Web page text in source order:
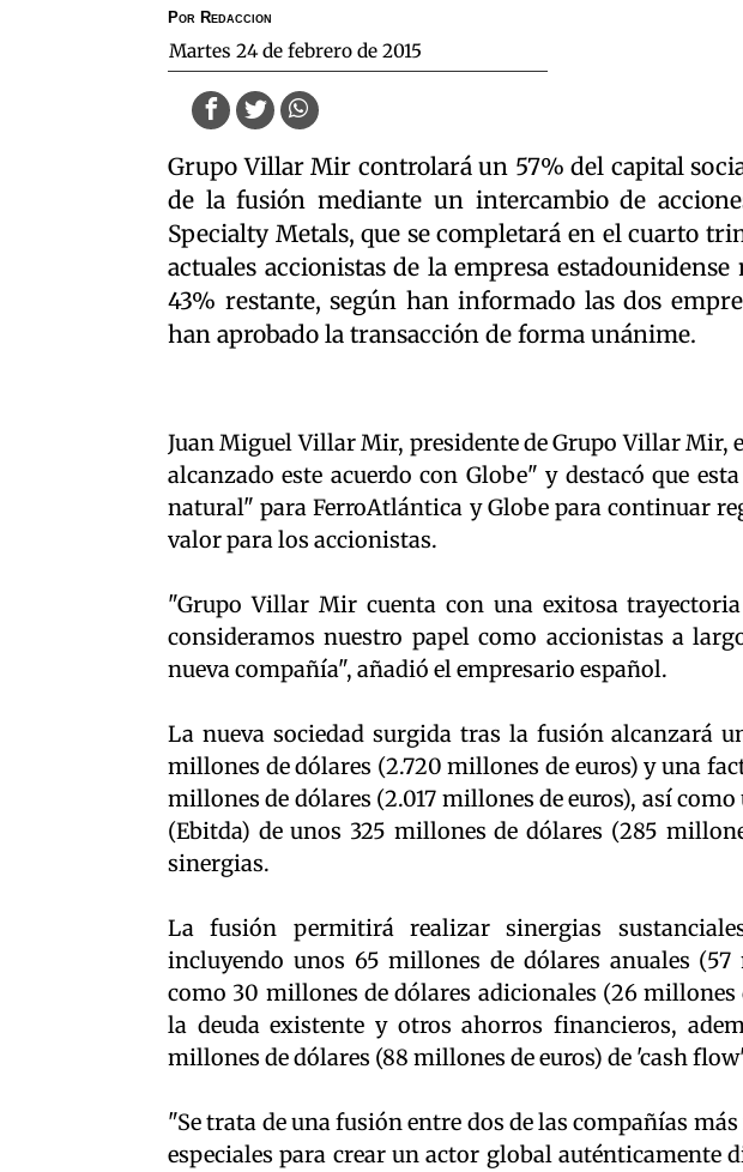
Por Redaccion
martes 24 de febrero de 2015
Grupo Villar Mir controlará un 57% del capital
de la fusión mediante un intercambio de
Specialty Metals, que se completará en el cuarto
actuales accionistas de la empresa
43% restante, según han informado las dos
han aprobado la transacción de forma unánime.
Juan Miguel Villar Mir, presidente de Grupo Villar Mir,
alcanzado este acuerdo con Globe" y destacó que
natural" para FerroAtlántica y Globe para continuar
valor para los accionistas.
"Grupo Villar Mir cuenta con una exitosa
consideramos nuestro papel como accionistas a
nueva compañía", añadió el empresario español.
La nueva sociedad surgida tras la fusión alcanzará
millones de dólares (2.720 millones de euros) y una
millones de dólares (2.017 millones de euros), así
(Ebitda) de unos 325 millones de dólares (285
sinergias.
La fusión permitirá realizar sinergias
incluyendo unos 65 millones de dólares anuales
como 30 millones de dólares adicionales (26
la deuda existente y otros ahorros financieros,
millones de dólares (88 millones de euros) de 'cash
"Se trata de una fusión entre dos de las compañías
especiales para crear un actor global auténticamente